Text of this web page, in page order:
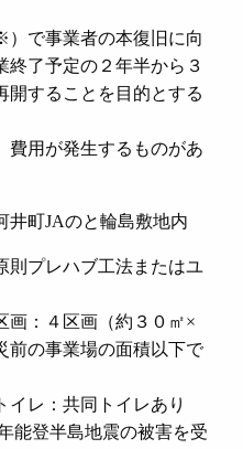
で事業者の本復旧に向
終了予定の２年半から３
開することを目的とする
用が発生するものがあ
井町JAのと輪島敷地内
プレハブ工法またはユ
（約３０㎡×
前の事業場の面積以下で
トイレあり
登半島地震の被害を受